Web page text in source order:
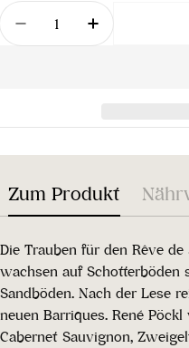
Menge
Menge für Reve de
Menge für
Zum Produkt
Die Trauben für den Rêve
wachsen auf
Sandböden. Nach der Lese
neuen Barriques. René
Cabernet Sauvignon,